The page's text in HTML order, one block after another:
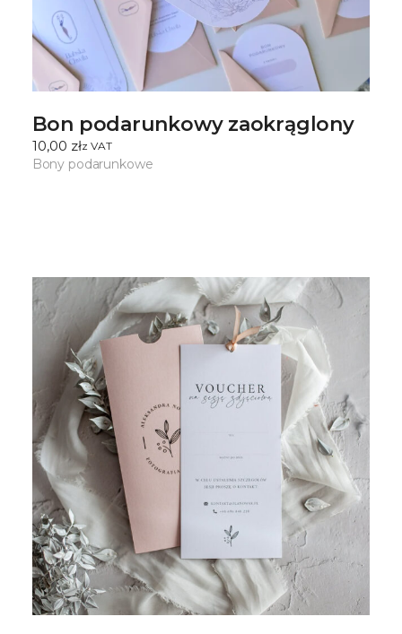
Bon podarunkowy zaokrąglony
10,00 złㅤz VAT
Bony podarunkowe